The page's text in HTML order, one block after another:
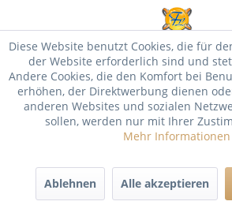
Diese Website benutzt Cookies, die für
der Website erforderlich sind und
Andere Cookies, die den Komfort bei
erhöhen, der Direktwerbung dienen
anderen Websites und sozialen
sollen, werden nur mit Ihrer
Mehr Informationen
Ablehnen Alle akzeptieren